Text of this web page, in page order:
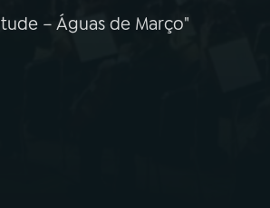
– Águas de Março"